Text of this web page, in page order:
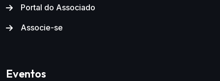
Portal do Associado
Associe-se
Eventos